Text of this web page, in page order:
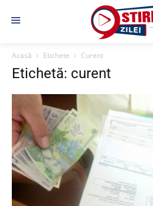
Acasă Etichete Curent
Etichetă: curent